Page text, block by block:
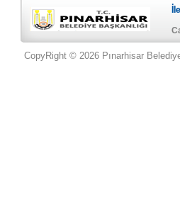
CopyRight © 2026 Pınarhisar